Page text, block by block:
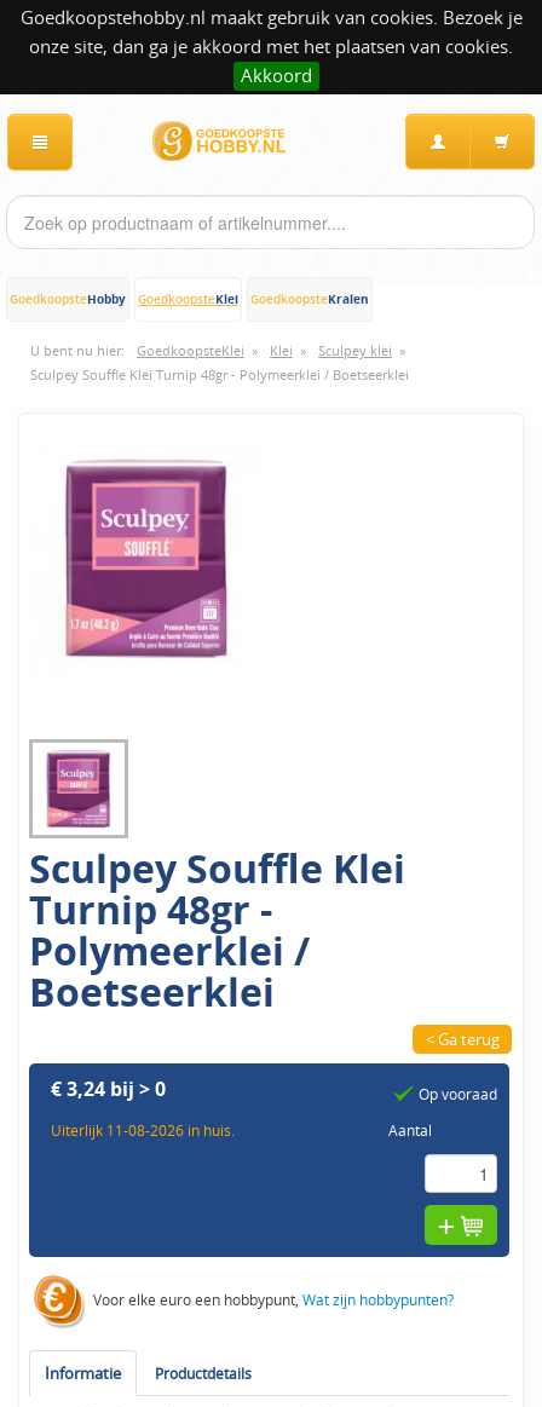
Goedkoopstehobby.nl maakt gebruik van cookies. Bezoek je
onze site, dan ga je akkoord met het plaatsen van cookies.
Akkoord
GoedkoopsteHobby GoedkoopsteKlei GoedkoopsteKralen
U bent nu hier: GoedkoopsteKlei » Klei » Sculpey klei »
Sculpey Souffle Klei Turnip 48gr - Polymeerklei / Boetseerklei
Sculpey Souffle Klei
Turnip 48gr -
Polymeerklei /
Boetseerklei
< Ga terug
€ 3,24 bij > 0
Uiterlijk 11-08-2026 in huis.
Op vooraad
Aantal
Voor elke euro een hobbypunt,Wat zijn hobbypunten?
Informatie Productdetails